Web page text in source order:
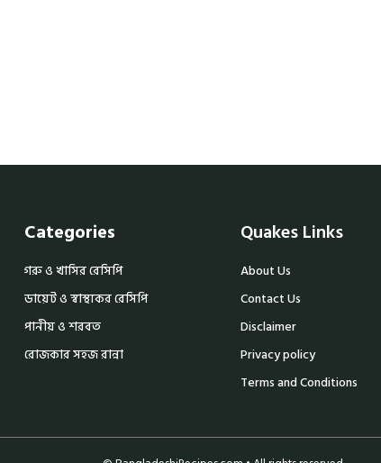
Categories
গরু ও খাসির রেসিপি
ডায়েট ও স্বাস্থ্যকর রেসিপি
পানীয় ও শরবত
রোজকার সহজ রান্না
Quakes Links
About Us
Contact Us
Disclaimer
Privacy policy
Terms and Conditions